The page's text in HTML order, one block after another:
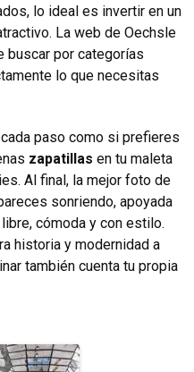
lo ideal es invertir en un
La web de Oechsle
buscar por categorías
lo que necesitas
paso como si prefieres
zapatillas en tu maleta
Al final, la mejor foto de
sonriendo, apoyada
cómoda y con estilo.
historia y modernidad a
también cuenta tu propia